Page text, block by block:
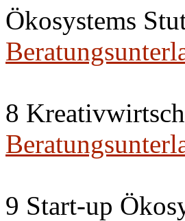
Ökosystems
8
9 Start-up